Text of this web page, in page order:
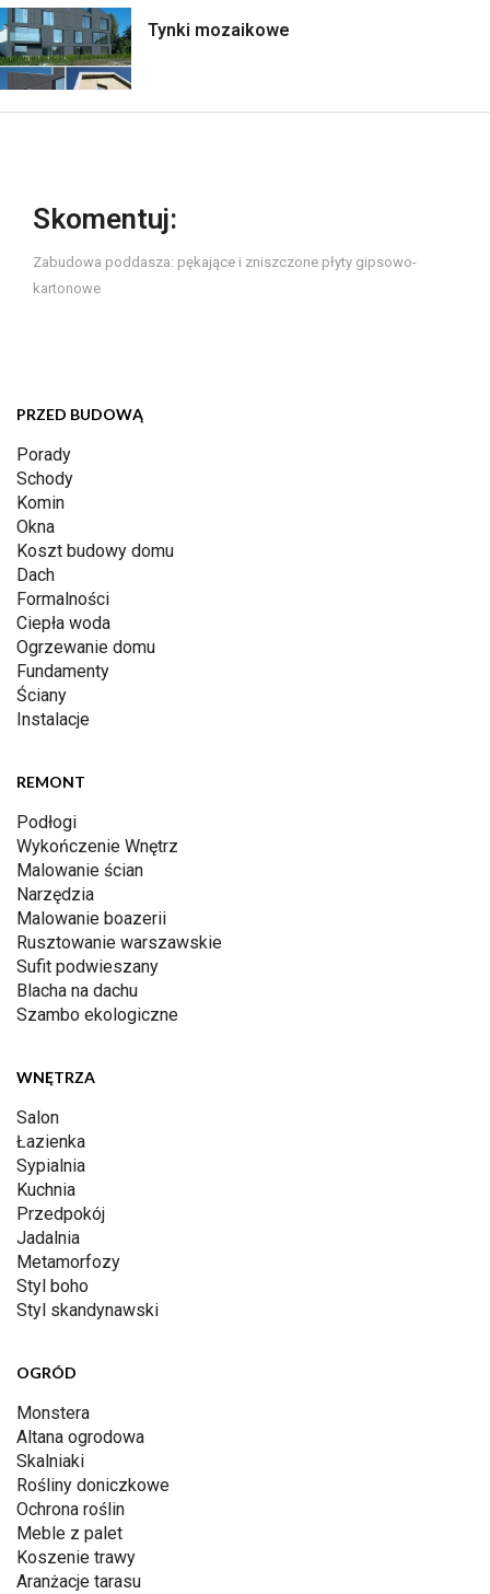
Tynki mozaikowe
Skomentuj:
Zabudowa poddasza: pękające i zniszczone płyty gipsowo-
kartonowe
PRZED BUDOWĄ
Porady
Schody
Komin
Okna
Koszt budowy domu
Dach
Formalności
Ciepła woda
Ogrzewanie domu
Fundamenty
Ściany
Instalacje
REMONT
Podłogi
Wykończenie Wnętrz
Malowanie ścian
Narzędzia
Malowanie boazerii
Rusztowanie warszawskie
Sufit podwieszany
Blacha na dachu
Szambo ekologiczne
WNĘTRZA
Salon
Łazienka
Sypialnia
Kuchnia
Przedpokój
Jadalnia
Metamorfozy
Styl boho
Styl skandynawski
OGRÓD
Monstera
Altana ogrodowa
Skalniaki
Rośliny doniczkowe
Ochrona roślin
Meble z palet
Koszenie trawy
Aranżacje tarasu